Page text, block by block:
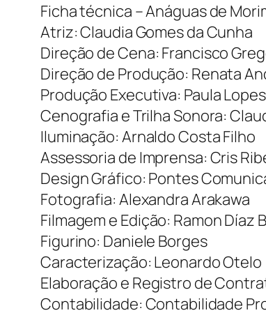
Ficha técnica – Anáguas de
Atriz: Claudia Gomes da Cunha
Direção de Cena: Francisco
Direção de Produção: Renata
Produção Executiva: Paula Lopes
Cenografia e Trilha Sonora:
Iluminação: Arnaldo Costa Filho
Assessoria de Imprensa: Cris
Design Gráfico: Pontes
Fotografia: Alexandra Arakawa
Filmagem e Edição: Ramon Díaz
Figurino: Daniele Borges
Caracterização: Leonardo Otelo
Elaboração e Registro de
Contabilidade: Contabilidade